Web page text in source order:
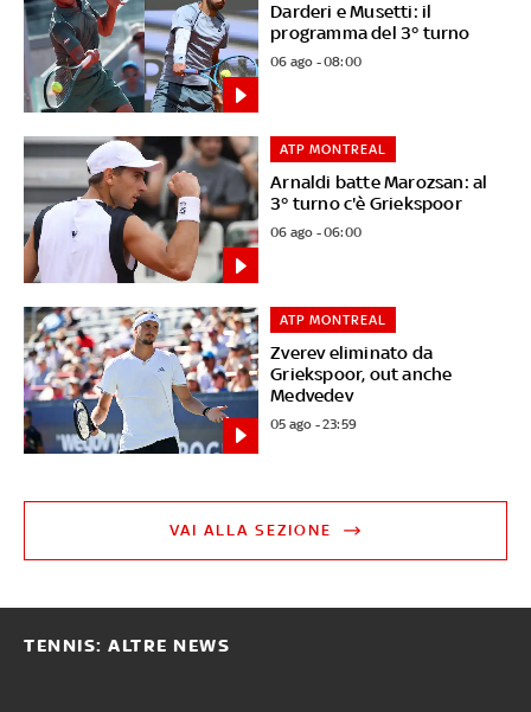
Darderi e Musetti: il
programma del 3° turno
06 ago - 08:00
Arnaldi batte Marozsan: al
3° turno c'è Griekspoor
ATP MONTREAL
06 ago - 06:00
Zverev eliminato da
Griekspoor, out anche
Medvedev
ATP MONTREAL
05 ago - 23:59
VAI ALLA SEZIONE
TENNIS: ALTRE NEWS